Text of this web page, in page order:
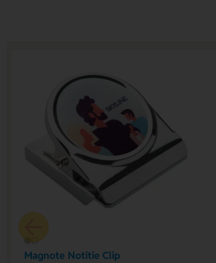
Magnote Notitie Clip